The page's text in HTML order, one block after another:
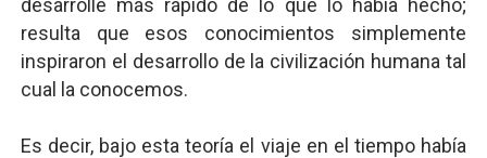
desarrolle más rápido de lo que lo había hecho;
resulta que esos conocimientos simplemente
inspiraron el desarrollo de la civilización humana tal
cual la conocemos.
Es decir, bajo esta teoría el viaje en el tiempo había